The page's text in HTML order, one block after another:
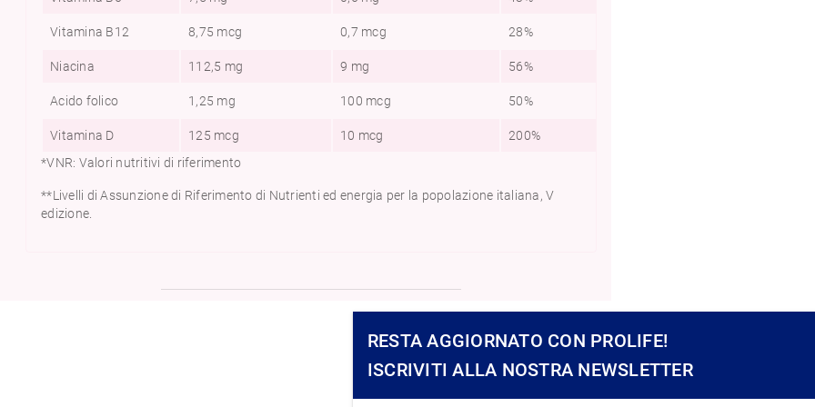
Vitamina B12 8,75 mcg 0,7 mcg 28%
Niacina 112,5 mg 9 mg 56%
Acido folico 1,25 mg 100 mcg 50%
Vitamina D 125 mcg 10 mcg 200%
*VNR: Valori nutritivi di riferimento
**Livelli di Assunzione di Riferimento di Nutrienti ed energia per la popolazione italiana, V
edizione.
RESTA AGGIORNATO CON PROLIFE!
ISCRIVITI ALLA NOSTRA NEWSLETTER